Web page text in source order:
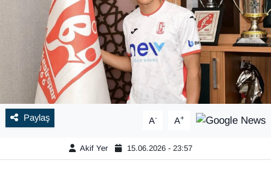
Paylaş A- A+
Akif Yer 15.06.2026 - 23:57